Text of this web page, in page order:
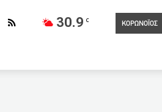
30.9 C
ΚΟΡΩΝΟΪΟΣ
Ποιοι απαλλάσσονται
Διπλωματικός πυρετός